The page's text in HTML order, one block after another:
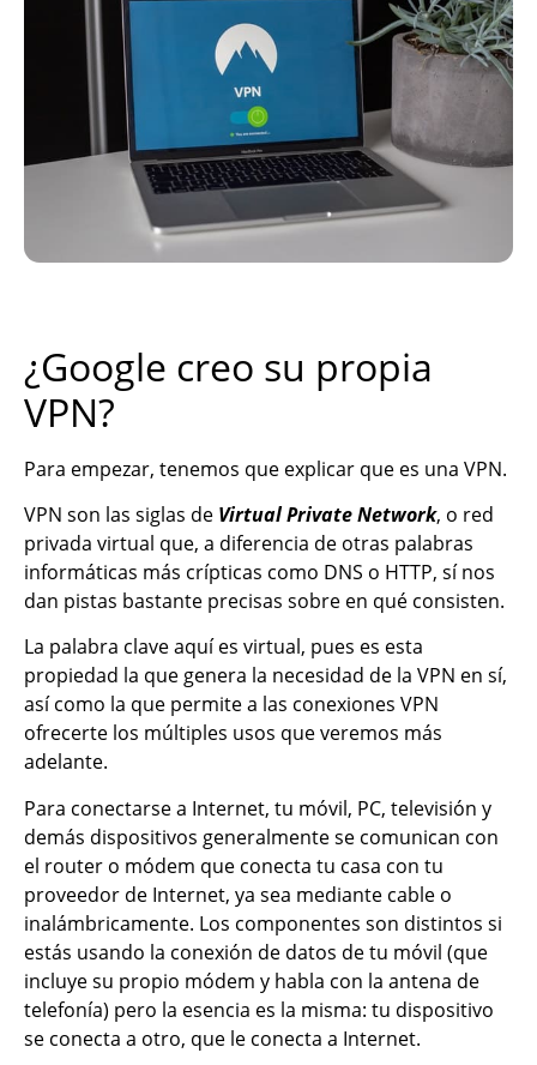
¿Google creo su propia
VPN?
Para empezar, tenemos que explicar que es una VPN.
VPN son las siglas de Virtual Private Network, o red
privada virtual que, a diferencia de otras palabras
informáticas más crípticas como DNS o HTTP, sí nos
dan pistas bastante precisas sobre en qué consisten.
La palabra clave aquí es virtual, pues es esta
propiedad la que genera la necesidad de la VPN en sí,
así como la que permite a las conexiones VPN
ofrecerte los múltiples usos que veremos más
adelante.
Para conectarse a Internet, tu móvil, PC, televisión y
demás dispositivos generalmente se comunican con
el router o módem que conecta tu casa con tu
proveedor de Internet, ya sea mediante cable o
inalámbricamente. Los componentes son distintos si
estás usando la conexión de datos de tu móvil (que
incluye su propio módem y habla con la antena de
telefonía) pero la esencia es la misma: tu dispositivo
se conecta a otro, que le conecta a Internet.